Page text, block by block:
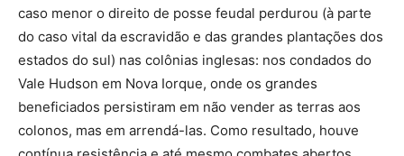
caso menor o direito de posse feudal perdurou (à parte
do caso vital da escravidão e das grandes plantações dos
estados do sul) nas colônias inglesas: nos condados do
Vale Hudson em Nova Iorque, onde os grandes
beneficiados persistiram em não vender as terras aos
colonos, mas em arrendá-las. Como resultado, houve